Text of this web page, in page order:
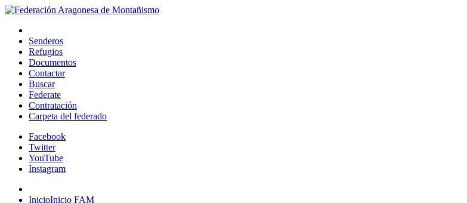
Senderos
Refugios
Documentos
Contactar
Buscar
Federate
Contratación
Carpeta del federado
Facebook
Twitter
YouTube
Instagram
InicioInicio FAM